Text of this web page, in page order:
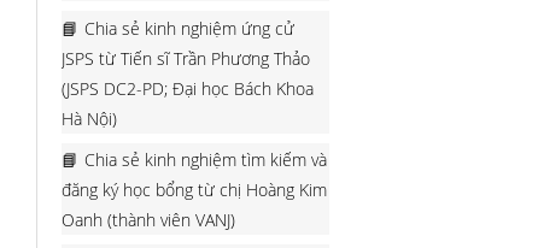
Chia sẻ kinh nghiệm ứng cử
JSPS từ Tiến sĩ Trần Phương Thảo
(JSPS DC2-PD; Đại học Bách Khoa
Hà Nội)
Chia sẻ kinh nghiệm tìm kiếm và
đăng ký học bổng từ chị Hoàng Kim
Oanh (thành viên VANJ)